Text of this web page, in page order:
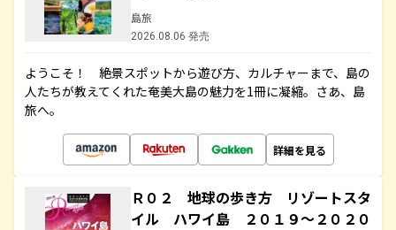
島旅
2026.08.06 発売
ようこそ！ 絶景スポットから遊び方、カルチャーまで、島の
人たちが教えてくれた奄美大島の魅力を1冊に凝縮。さあ、島
旅へ。
詳細を見る
Ｒ０２ 地球の歩き方 リゾートスタ
イル ハワイ島 ２０１９～２０２０